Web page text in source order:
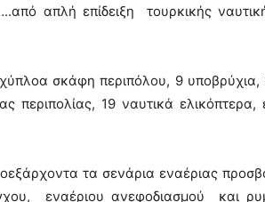
απλή επίδειξη τουρκικής
σκάφη περιπόλου, 9
περιπολίας, 19 ναυτικά
τα σενάρια εναέριας
εναέριου ανεφοδιασμού και